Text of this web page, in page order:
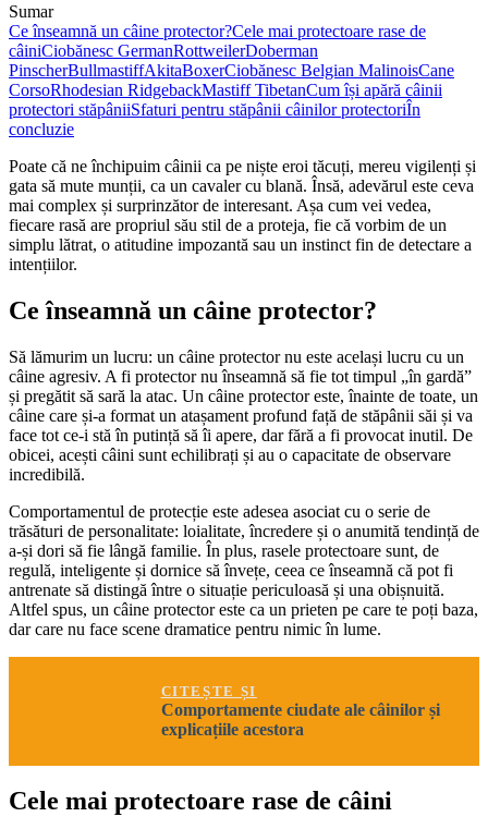
Sumar
Ce înseamnă un câine protector?Cele mai protectoare rase de
câiniCiobănesc GermanRottweilerDoberman
PinscherBullmastiffAkitaBoxerCiobănesc Belgian MalinoisCane
CorsoRhodesian RidgebackMastiff TibetanCum își apără câinii
protectori stăpâniiSfaturi pentru stăpânii câinilor protectoriÎn
concluzie
Poate că ne închipuim câinii ca pe niște eroi tăcuți, mereu vigilenți și
gata să mute munții, ca un cavaler cu blană. Însă, adevărul este ceva
mai complex și surprinzător de interesant. Așa cum vei vedea,
fiecare rasă are propriul său stil de a proteja, fie că vorbim de un
simplu lătrat, o atitudine impozantă sau un instinct fin de detectare a
intențiilor.
Ce înseamnă un câine protector?
Să lămurim un lucru: un câine protector nu este același lucru cu un
câine agresiv. A fi protector nu înseamnă să fie tot timpul „în gardă”
și pregătit să sară la atac. Un câine protector este, înainte de toate, un
câine care și-a format un atașament profund față de stăpânii săi și va
face tot ce-i stă în putință să îi apere, dar fără a fi provocat inutil. De
obicei, acești câini sunt echilibrați și au o capacitate de observare
incredibilă.
Comportamentul de protecție este adesea asociat cu o serie de
trăsături de personalitate: loialitate, încredere și o anumită tendință de
a-și dori să fie lângă familie. În plus, rasele protectoare sunt, de
regulă, inteligente și dornice să învețe, ceea ce înseamnă că pot fi
antrenate să distingă între o situație periculoasă și una obișnuită.
Altfel spus, un câine protector este ca un prieten pe care te poți baza,
dar care nu face scene dramatice pentru nimic în lume.
CITEȘTE ȘI
Comportamente ciudate ale câinilor și
explicațiile acestora
Cele mai protectoare rase de câini